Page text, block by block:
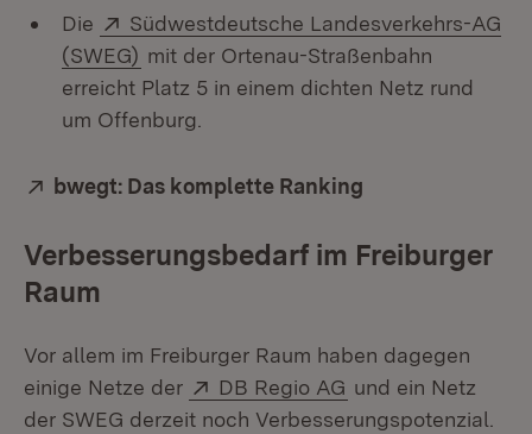
Die Extern:
Südwestdeutsche Landesverkehrs-AG
(SWEG) (Öffnet in neuem Fenster)
mit der Ortenau-Straßenbahn
erreicht Platz 5 in einem dichten Netz rund
um Offenburg.
Extern:
bwegt: Das komplette Ranking
Verbesserungsbedarf im Freiburger
Raum
Vor allem im Freiburger Raum haben dagegen
einige Netze der
Extern:
DB Regio AG (Öffnet in neuem
und ein Netz
der SWEG derzeit noch Verbesserungspotenzial.